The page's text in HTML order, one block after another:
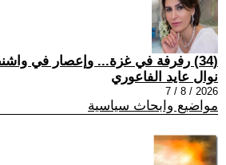
(34) رفرفة في غزة... وإعصار في واشنطن
نوال عايد الفاعوري
2026 / 8 / 7
مواضيع وابحاث سياسية